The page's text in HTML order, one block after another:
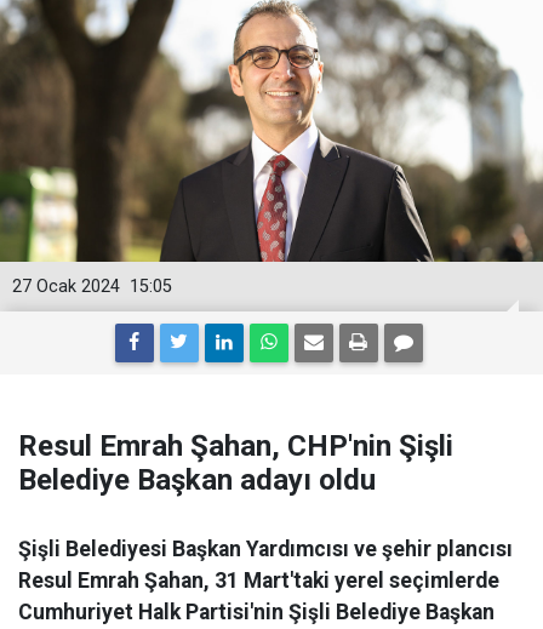
15:05
27 Ocak 2024
Resul Emrah Şahan, CHP'nin Şişli
Belediye Başkan adayı oldu
Şişli Belediyesi Başkan Yardımcısı ve şehir plancısı
Resul Emrah Şahan, 31 Mart'taki yerel seçimlerde
Cumhuriyet Halk Partisi'nin Şişli Belediye Başkan